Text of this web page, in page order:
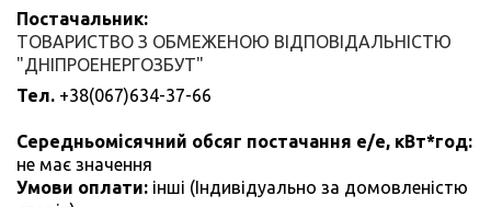
Постачальник:
ТОВАРИСТВО З ОБМЕЖЕНОЮ ВІДПОВІДАЛЬНІСТЮ
"ДНІПРОЕНЕРГОЗБУТ"
Тел. +38(067)634-37-66
Середньомісячний обсяг постачання е/е, кВт*год:
не має значення
Умови оплати: інші (Індивідуально за домовленістю